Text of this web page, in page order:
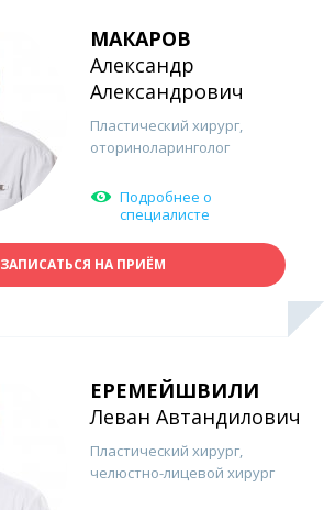
МАКАРОВ
Александр
Александрович
Пластический хирург,
оториноларинголог
Подробнее о
специалисте
ЗАПИСАТЬСЯ НА ПРИЁМ
ЕРЕМЕЙШВИЛИ
Леван Автандилович
Пластический хирург,
челюстно-лицевой хирург